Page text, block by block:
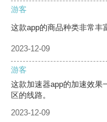
游客
这款app的商品种类非常丰
2023-12-09
游客
这款加速器app的加速效果
区的线路。
2023-12-09